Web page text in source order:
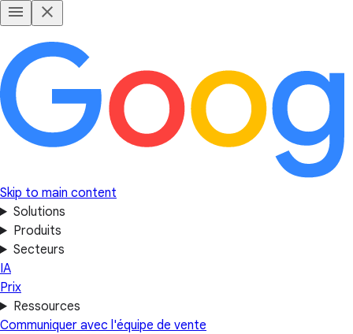
Skip to main content
Solutions
Produits
Secteurs
IA
Prix
Ressources
Communiquer avec l'équipe de vente